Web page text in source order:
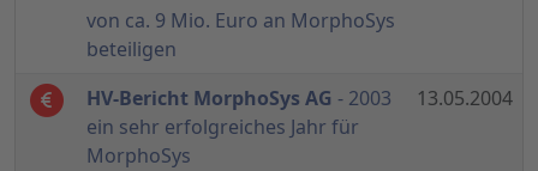
von ca. 9 Mio. Euro an MorphoSys
beteiligen
HV-Bericht MorphoSys AG - 2003
ein sehr erfolgreiches Jahr für
MorphoSys
13.05.2004